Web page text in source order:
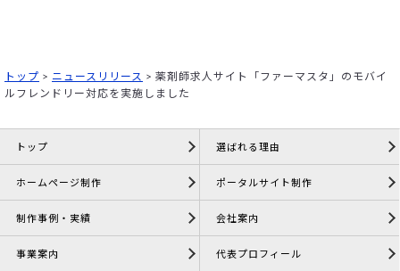
トップ > ニュースリリース > 薬剤師求人サイト「ファーマスタ」のモバイ
ルフレンドリー対応を実施しました
トップ 選ばれる理由
ホームページ制作 ポータルサイト制作
制作事例・実績 会社案内
事業案内 代表プロフィール